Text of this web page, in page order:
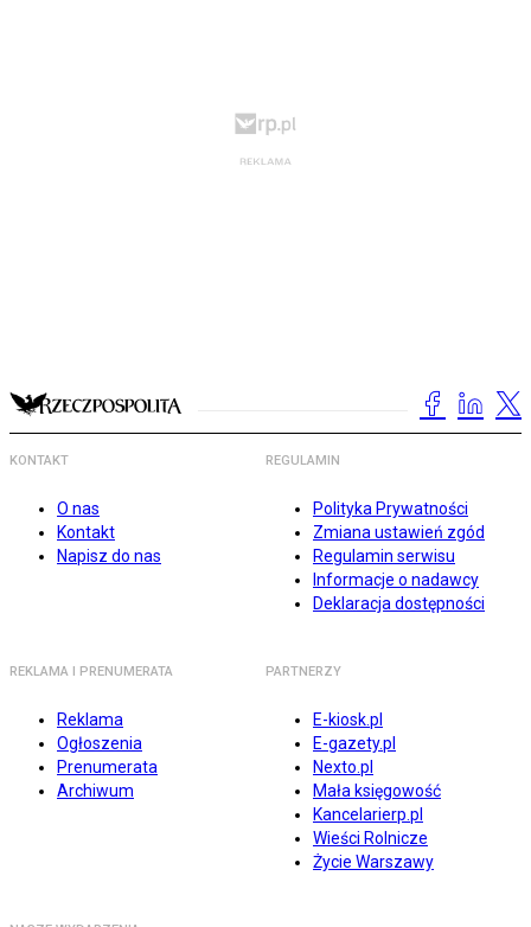
KONTAKT
O nas
Kontakt
Napisz do nas
REGULAMIN
Polityka Prywatności
Zmiana ustawień zgód
Regulamin serwisu
Informacje o nadawcy
Deklaracja dostępności
REKLAMA I PRENUMERATA
Reklama
Ogłoszenia
Prenumerata
Archiwum
PARTNERZY
E-kiosk.pl
E-gazety.pl
Nexto.pl
Mała księgowość
Kancelarierp.pl
Wieści Rolnicze
Życie Warszawy